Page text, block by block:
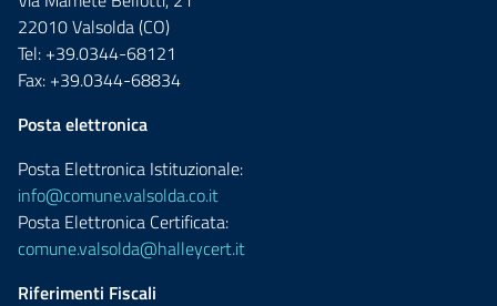
22010 Valsolda (CO)
Tel: +39.0344-68121
Fax: +39.0344-68834
Posta elettronica
Posta Elettronica Istituzionale:
info@comune.valsolda.co.it
Posta Elettronica Certificata:
comune.valsolda@halleycert.it
Riferimenti Fiscali